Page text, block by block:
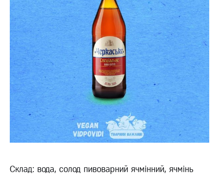
Склад: вода, солод пивоварний ячмінний, ячмінь